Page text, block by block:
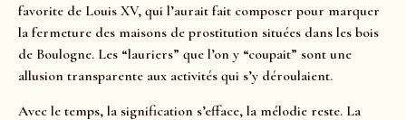
favorite de Louis XV, qui l’aurait fait composer pour marquer
la fermeture des maisons de prostitution situées dans les bois
de Boulogne. Les “lauriers” que l’on y “coupait” sont une
allusion transparente aux activités qui s’y déroulaient.
Avec le temps, la signification s’efface, la mélodie reste. La